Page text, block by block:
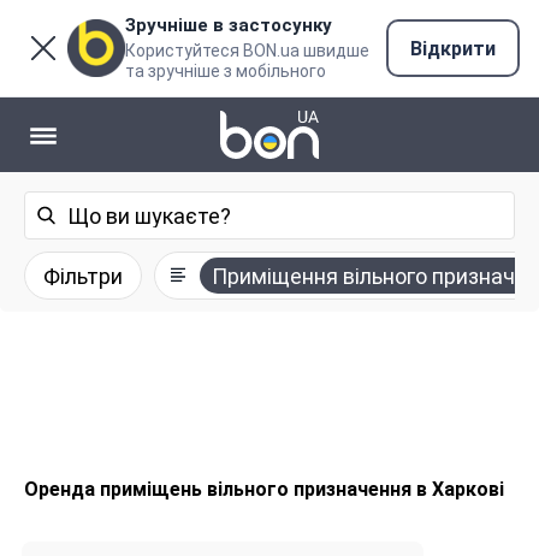
Зручніше в застосунку
Користуйтеся BON.ua швидше
та зручніше з мобільного
Відкрити
Фільтри Приміщення вільного
Оренда приміщень вільного призначення в Харкові